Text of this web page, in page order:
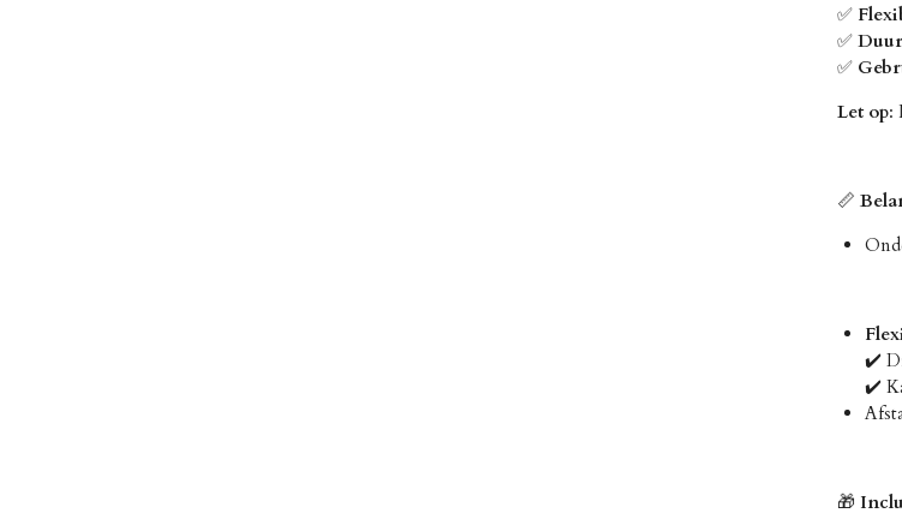
✅
✅
✅
Let op:
📏
✔️
✔️
🎁